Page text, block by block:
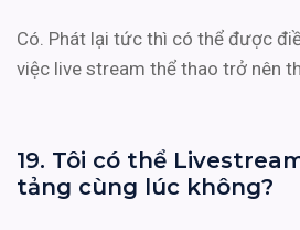
Có. Phát lại tức thì có thể được
việc live stream thể thao trở nên
19. Tôi có thể
tảng cùng lúc không?